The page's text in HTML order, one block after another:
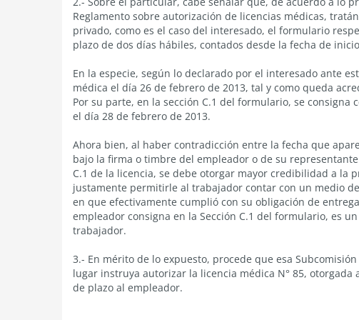
Reglamento sobre autorización de licencias médicas,
privado, como es el caso del interesado, el formulario
plazo de dos días hábiles, contados desde la fecha de
En la especie, según lo declarado por el interesado ante
médica el día 26 de febrero de 2013, tal y como queda
Por su parte, en la sección C.1 del formulario, se
el día 28 de febrero de 2013.
Ahora bien, al haber contradicción entre la fecha que
bajo la firma o timbre del empleador o de su
C.1 de la licencia, se debe otorgar mayor credibilidad a la
justamente permitirle al trabajador contar con un medio
en que efectivamente cumplió con su obligación de
empleador consigna en la Sección C.1 del formulario, es
trabajador.
3.- En mérito de lo expuesto, procede que esa
lugar instruya autorizar la licencia médica N° 85,
de plazo al empleador.